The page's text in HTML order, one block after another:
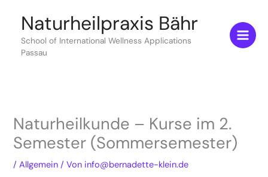
springenNaturheilpraxis Bähr
School of International Wellness Applications
Passau
Naturheilkunde – Kurse im 2.
Semester (Sommersemester)
/Allgemein / Von info@bernadette-klein.de